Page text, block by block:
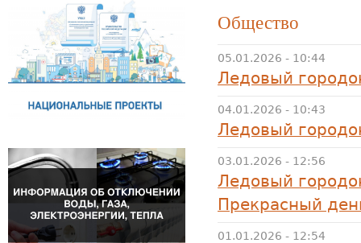
Общество
05.01.2026 - 10:44
Ледовый
04.01.2026 - 10:43
Ледовый
03.01.2026 - 12:56
Ледовый
Прекрасный
01.01.2026 - 12:54